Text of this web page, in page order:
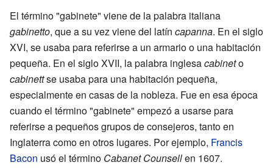
El término "gabinete" viene de la palabra italiana
gabinetto, que a su vez viene del latín capanna. En el siglo
XVI, se usaba para referirse a un armario o una habitación
pequeña. En el siglo XVII, la palabra inglesacabineto
cabinettse usaba para una habitación pequeña,
especialmente en casas de la nobleza. Fue en esa época
cuando el término "gabinete" empezó a usarse para
referirse a pequeños grupos de consejeros, tanto en
Inglaterra como en otros lugares. Por ejemplo, Francis
Bacon usó el término Cabanet Counsellen 1607.